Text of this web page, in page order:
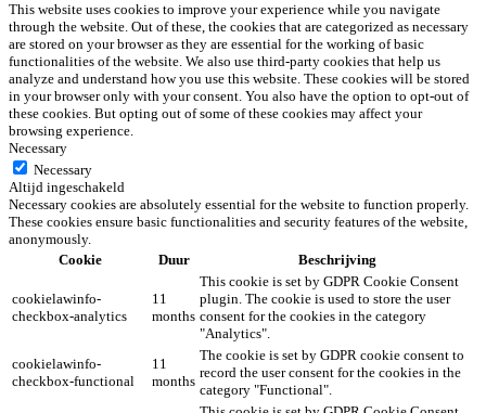
This website uses cookies to improve your experience while you navigate
through the website. Out of these, the cookies that are categorized as necessary
are stored on your browser as they are essential for the working of basic
functionalities of the website. We also use third-party cookies that help us
analyze and understand how you use this website. These cookies will be stored
in your browser only with your consent. You also have the option to opt-out of
these cookies. But opting out of some of these cookies may affect your
browsing experience.
Necessary
Necessary
Altijd ingeschakeld
Necessary cookies are absolutely essential for the website to function properly.
These cookies ensure basic functionalities and security features of the website,
anonymously.
Cookie
Duur Beschrijving
cookielawinfo-
checkbox-analytics
11
months
This cookie is set by GDPR Cookie Consent
plugin. The cookie is used to store the user
consent for the cookies in the category
"Analytics".
cookielawinfo-
checkbox-functional
11
months
The cookie is set by GDPR cookie consent to
record the user consent for the cookies in the
category "Functional".